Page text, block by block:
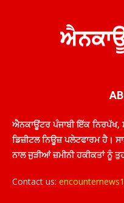
ਐਨਕਾਊਂਟਰ ਪੰਜਾਬੀ ਇੱਕ ਨਿਰਪੱਖ,
ਡਿਜ਼ੀਟਲ ਨਿਊਜ਼ ਪਲੇਟਫਾਰਮ ਹੈ।
ਨਾਲ ਜੁੜੀਆਂ ਜ਼ਮੀਨੀ ਹਕੀਕਤਾਂ ਨੂੰ
Contact us: